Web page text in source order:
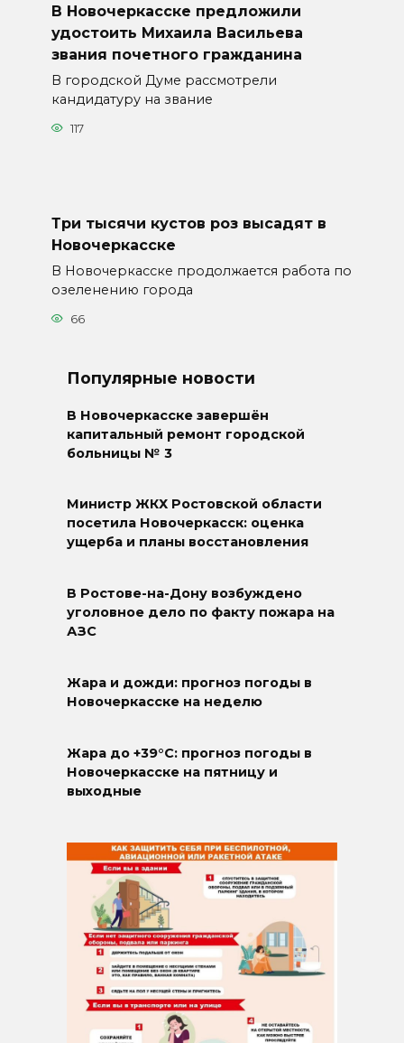
В Новочеркасске предложили
удостоить Михаила Васильева
звания почетного гражданина
В городской Думе рассмотрели
кандидатуру на звание
117
Три тысячи кустов роз высадят в
Новочеркасске
В Новочеркасске продолжается работа по
озеленению города
66
Популярные новости
В Новочеркасске завершён
капитальный ремонт городской
больницы № 3
Министр ЖКХ Ростовской области
посетила Новочеркасск: оценка
ущерба и планы восстановления
В Ростове-на-Дону возбуждено
уголовное дело по факту пожара на
АЗС
Жара и дожди: прогноз погоды в
Новочеркасске на неделю
Жара до +39°C: прогноз погоды в
Новочеркасске на пятницу и
выходные